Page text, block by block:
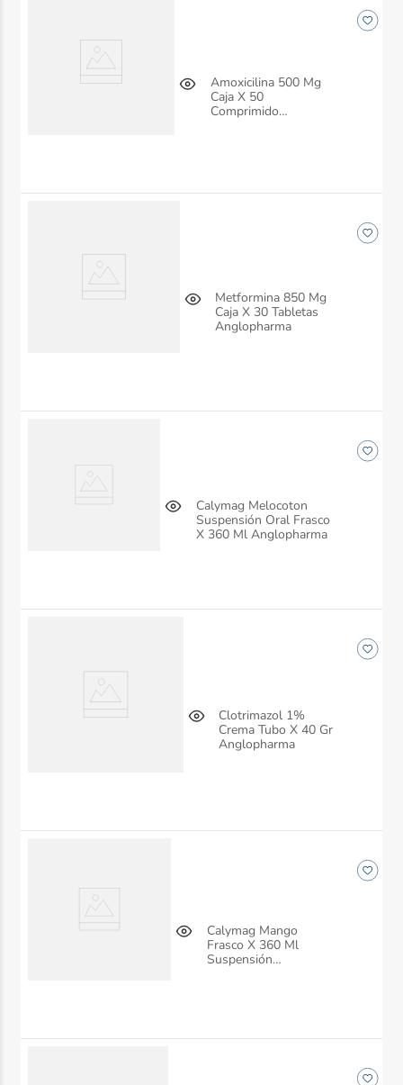
Amoxicilina 500 Mg
Caja X 50
Comprimido
Metformina 850 Mg
Caja X 30 Tabletas
Anglopharma
Calymag Melocoton
Suspensión Oral Frasco
X 360 Ml Anglopharma
Clotrimazol 1%
Crema Tubo X 40 Gr
Anglopharma
Calymag Mango
Frasco X 360 Ml
Suspensión